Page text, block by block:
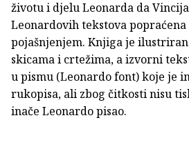
životu i djelu Leonarda da
Leonardovih tekstova
pojašnjenjem. Knjiga je
skicama i crtežima, a izvorni
u pismu (Leonardo font) koje je
rukopisa, ali zbog čitkosti nisu
inače Leonardo pisao.